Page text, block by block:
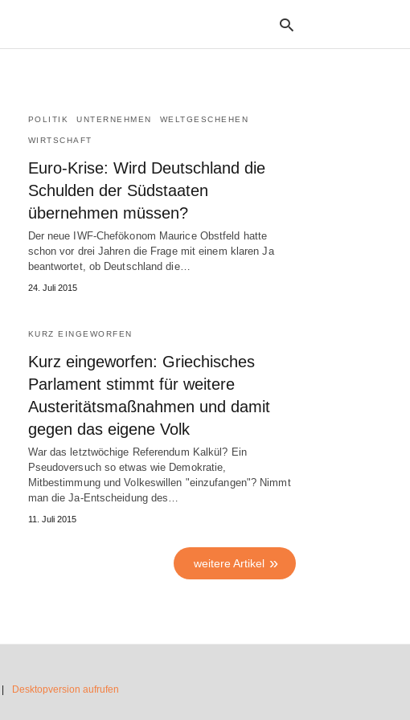
POLITIK UNTERNEHMEN WELTGESCHEHEN
WIRTSCHAFT
Euro-Krise: Wird Deutschland die
Schulden der Südstaaten
übernehmen müssen?
Der neue IWF-Chefökonom Maurice Obstfeld hatte
schon vor drei Jahren die Frage mit einem klaren Ja
beantwortet, ob Deutschland die…
24. Juli 2015
KURZ EINGEWORFEN
Kurz eingeworfen: Griechisches
Parlament stimmt für weitere
Austeritätsmaßnahmen und damit
gegen das eigene Volk
War das letztwöchige Referendum Kalkül? Ein
Pseudoversuch so etwas wie Demokratie,
Mitbestimmung und Volkeswillen "einzufangen"? Nimmt
man die Ja-Entscheidung des…
11. Juli 2015
weitere Artikel
Desktopversion aufrufen